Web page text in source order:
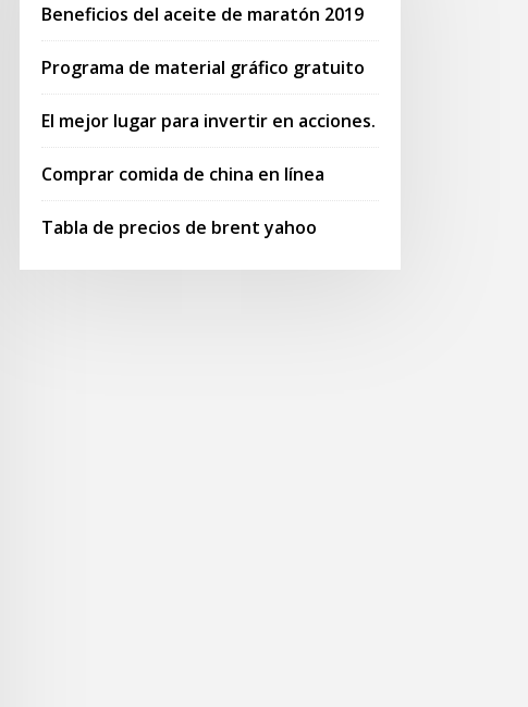
Beneficios del aceite de maratón 2019
Programa de material gráfico gratuito
El mejor lugar para invertir en acciones.
Comprar comida de china en línea
Tabla de precios de brent yahoo